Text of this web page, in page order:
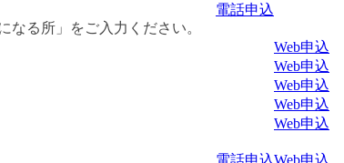
る所」をご入力ください。
電話申込
Web申込
Web申込
Web申込
Web申込
Web申込
電話申込Web申込